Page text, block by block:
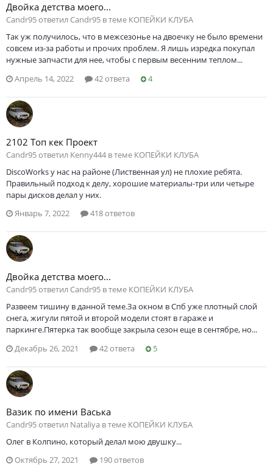
Двойка детства моего...
Саndr95 ответил Саndr95 в теме КОПЕЙКИ КЛУБА
Так уж получилось, что в межсезонье на двоечку не было времени
совсем из-за работы и прочих проблем. Я лишь изредка покупал
нужные запчасти для нее, чтобы с первым весенним теплом...
Апрель 14, 2022
42 ответа 4
2102 Топ кек Проект
Саndr95 ответил Kenny444 в теме КОПЕЙКИ КЛУБА
DiscoWorks у нас на районе (Лиственная ул) не плохие ребята.
Правильный подход к делу, хорошие материалы-три или четыре
пары дисков делал у них.
Январь 7, 2022
418 ответов
Двойка детства моего...
Саndr95 ответил Саndr95 в теме КОПЕЙКИ КЛУБА
Развеем тишину в данной теме.За окном в Спб уже плотный слой
снега, жигули пятой и второй модели стоят в гараже и
паркинге.Пятерка так вообще закрыла сезон еще в сентябре, но...
Декабрь 26, 2021
42 ответа 5
Вазик по имени Васька
Саndr95 ответил Nataliya в теме КОПЕЙКИ КЛУБА
Олег в Колпино, который делал мою двушку...
Октябрь 27, 2021
190 ответов